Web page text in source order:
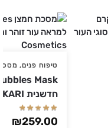
טיפוח פנים,
חדשנית HIKARI | היקארי
₪259.00